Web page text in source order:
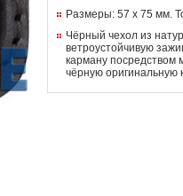
Размеры: 57 х 75 мм.
Чёрный чехол из
ветроустойчивую
карману посредством
чёрную оригинальную